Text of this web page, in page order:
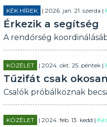
KÉK HÍREK | 2026. jan. 21. szerda |
Érkezik a segítség
A rendőrség
KÖZÉLET | 2024. okt. 25. péntek |
Tűzifát csak
Csalók próbálkoznak
KÖZÉLET | 2024. feb. 13. kedd |